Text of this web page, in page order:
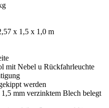
x 1,5 x 1,0 m
mit Nebel u Rückfahrleuchte
werden
mm verzinktem Blech belegt